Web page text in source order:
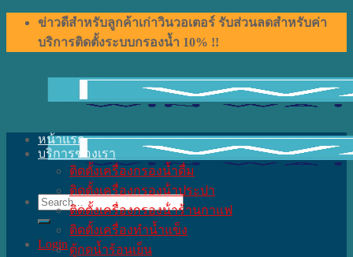
Skip
content
ข่าวดีสำหรับลูกค้าเก่าวินวอเตอร์ รับส่วนลดสำหรับค่า
บริการติดตั้งระบบกรองน้ำ 10% !!
Search
for:
Login
หน้าแรก
บริการของเรา
ติดตั้งเครื่องกรองน้ำดื่ม
ติดตั้งเครื่องกรองน้ําประปา
ติดตั้งเครื่องกรองน้ําร้านกาแฟ
ติดตั้งเครื่องทำน้ำแข็ง
ตู้กดน้ำร้อนเย็น